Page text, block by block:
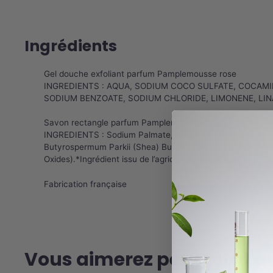
Ingrédients
Gel douche exfoliant parfum Pamplemousse rose
INGREDIENTS : AQUA, SODIUM COCO SULFATE,
SODIUM BENZOATE, SODIUM CHLORIDE, LIMONENE,
Savon rectangle parfum Pamplemousse rose
INGREDIENTS : Sodium Palmate, Sodium Palm
Butyrospermum Parkii (Shea) Butter*, Olea Europaea
Oxides).*Ingrédient issu de l’agriculture biologique
Fabrication française
Vous aimerez peut-être